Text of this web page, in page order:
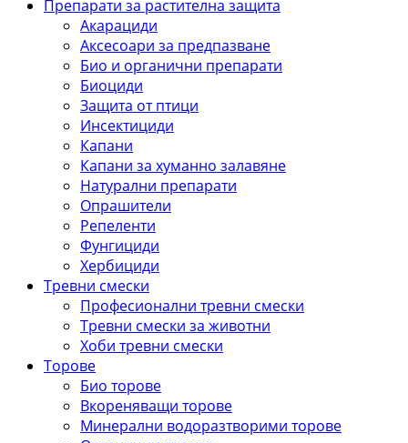
Препарати за растителна защита
Акарациди
Аксесоари за предпазване
Био и органични препарати
Биоциди
Защита от птици
Инсектициди
Капани
Капани за хуманно залавяне
Натурални препарати
Опрашители
Репеленти
Фунгициди
Хербициди
Тревни смески
Професионални тревни смески
Тревни смески за животни
Хоби тревни смески
Торове
Био торове
Вкореняващи торове
Минерални водоразтворими торове